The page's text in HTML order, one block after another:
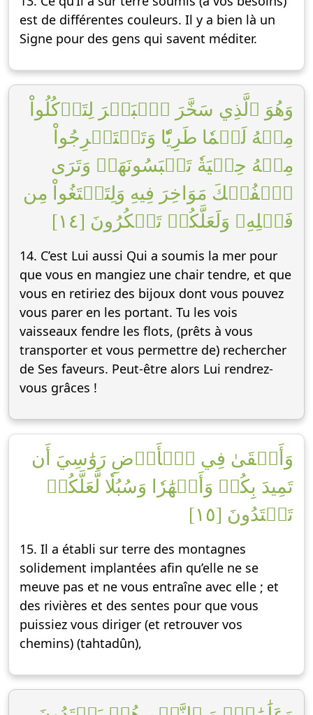
est de différentes couleurs. Il y a bien là un
Signe pour des gens qui savent méditer.
وَهُوَ ٱلَّذِي سَخَّرَ ٱلۡبَحۡرَ لِتَأۡكُلُواْ
مِنۡهُ لَحۡمٗا طَرِيّٗا وَتَسۡتَخۡرِجُواْ
مِنۡهُ حِلۡيَةٗ تَلۡبَسُونَهَاۖ وَتَرَى
ٱلۡفُلۡكَ مَوَاخِرَ فِيهِ وَلِتَبۡتَغُواْ مِن
فَضۡلِهِۦ وَلَعَلَّكُمۡ تَشۡكُرُونَ [١٤]
14. C’est Lui aussi Qui a soumis la mer pour
que vous en mangiez une chair tendre, et que
vous en retiriez des bijoux dont vous pouvez
vous parer en les portant. Tu les vois
vaisseaux fendre les flots, (prêts à vous
transporter et vous permettre de) rechercher
de Ses faveurs. Peut-être alors Lui rendrez-
vous grâces !
وَأَلۡقَىٰ فِي ٱلۡأَرۡضِ رَوَٰسِيَ أَن
تَمِيدَ بِكُمۡ وَأَنۡهَٰرٗا وَسُبُلٗا لَّعَلَّكُمۡ
تَهۡتَدُونَ [١٥]
15. Il a établi sur terre des montagnes
solidement implantées afin qu’elle ne se
meuve pas et ne vous entraîne avec elle ; et
des rivières et des sentes pour que vous
puissiez vous diriger (et retrouver vos
chemins) (tahtadûn),